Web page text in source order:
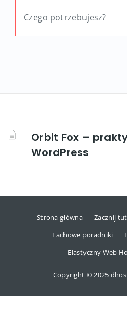
Orbit Fox –
WordPress
Strona główna Zacznij
Fachowe poradniki
Elastyczny Web
Copyright © 2025